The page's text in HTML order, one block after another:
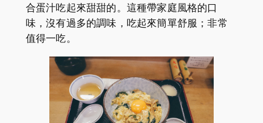
合蛋汁吃起來甜甜的。這種帶家庭風格的口
味，沒有過多的調味，吃起來簡單舒服；非常
值得一吃。